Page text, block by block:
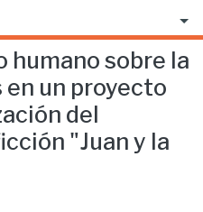
humano sobre la
en un proyecto
del
"Juan y la